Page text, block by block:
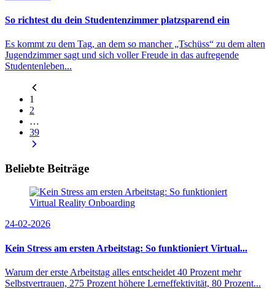
So richtest du dein Studentenzimmer platzsparend ein
Es kommt zu dem Tag, an dem so mancher „Tschüss“ zu dem alten
Jugendzimmer sagt und sich voller Freude in das aufregende
Studentenleben...
1
2
…
39
Beliebte Beiträge
24-02-2026
Kein Stress am ersten Arbeitstag: So funktioniert Virtual...
Warum der erste Arbeitstag alles entscheidet 40 Prozent mehr
Selbstvertrauen, 275 Prozent höhere Lerneffektivität, 80 Prozent...